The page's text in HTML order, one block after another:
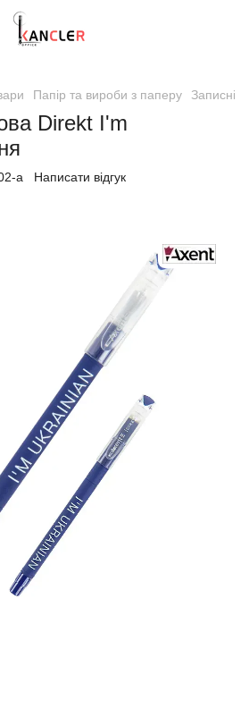
Папір та вироби з паперу Записні
Direkt I'm
a Написати відгук